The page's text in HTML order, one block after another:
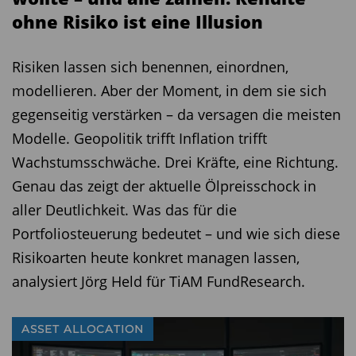
Der große Verlierer des Fracking ist die Umwelt.
aus Schiefer mit Schäden für die Umwelt
verbunden ist. Deshalb sind andere Länder vor
allem in Europa so vorsichtig, die Fracking-
Technik auch bei sich zu nutzen. Zum anderen:
Wenn die Öl- und Gaspreise sinken, werden
wieder mehr fossile Brennstoffe verbrannt, der
Bedarf an erneuerbaren Energien geht zurück
und der Druck zur sparsamen
Energieverwendung nimmt ab. Das wird sich
nicht nur in den USA auswirken, sondern auch in
Europa. Der negative Umwelteffekt durch die
Abschaltung der Atomkraftwerke in Deutschland
ohne Risiko ist eine Illusion
Risiken lassen sich benennen, einordnen,
modellieren. Aber der Moment, in dem sie sich
gegenseitig verstärken – da versagen die meisten
Modelle. Geopolitik trifft Inflation trifft
Wachstumsschwäche. Drei Kräfte, eine Richtung.
Genau das zeigt der aktuelle Ölpreisschock in
aller Deutlichkeit. Was das für die
Portfoliosteuerung bedeutet – und wie sich diese
Risikoarten heute konkret managen lassen,
analysiert Jörg Held für TiAM FundResearch.
ASSET ALLOCATION